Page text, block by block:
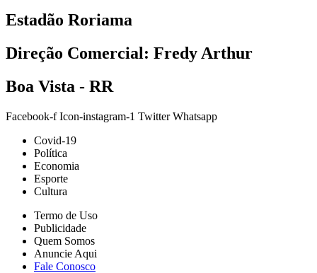
Estadão Roriama
Direção Comercial: Fredy Arthur
Boa Vista - RR
Facebook-f Icon-instagram-1 Twitter Whatsapp
Covid-19
Política
Economia
Esporte
Cultura
Termo de Uso
Publicidade
Quem Somos
Anuncie Aqui
Fale Conosco